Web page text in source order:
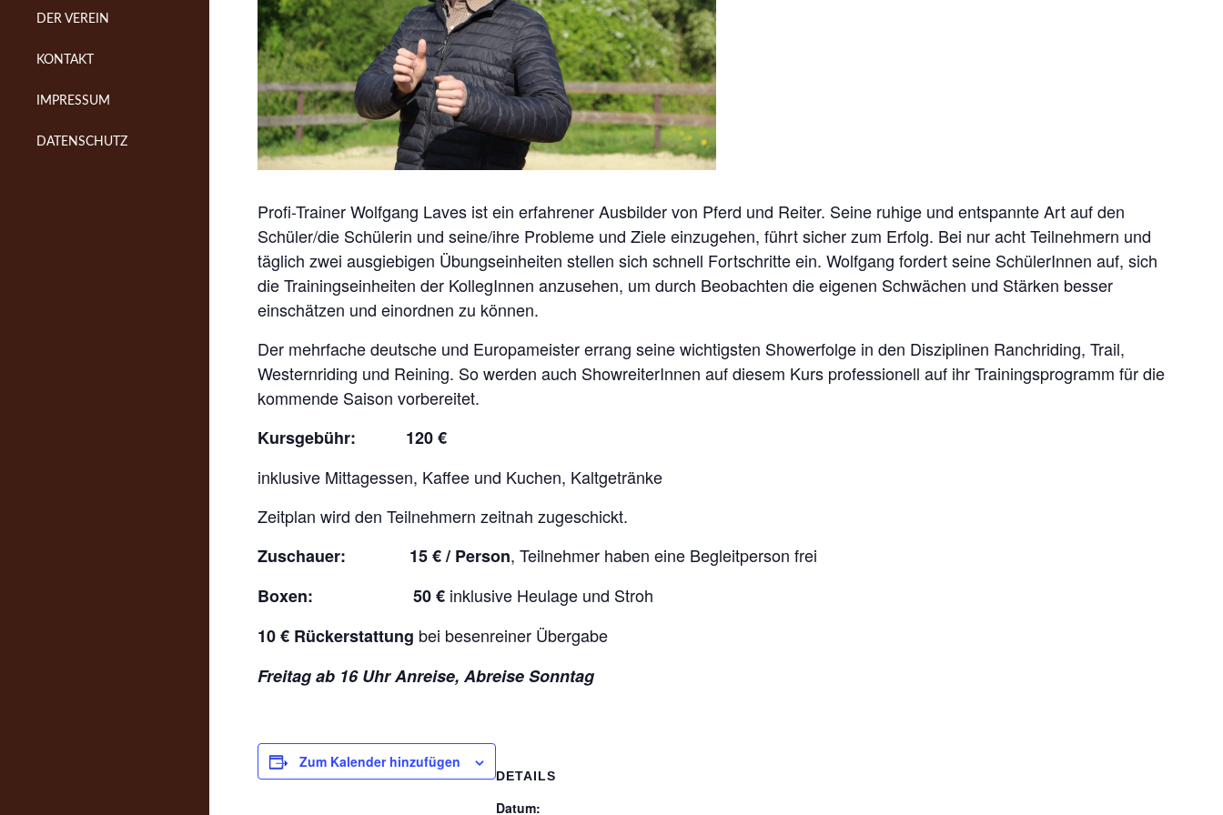
DER VEREIN
KONTAKT
IMPRESSUM
DATENSCHUTZ
Profi-Trainer Wolfgang Laves ist ein erfahrener Ausbilder von Pferd und Reiter. Seine ruhige und entspannte Art auf den
Schüler/die Schülerin und seine/ihre Probleme und Ziele einzugehen, führt sicher zum Erfolg. Bei nur acht Teilnehmern und
täglich zwei ausgiebigen Übungseinheiten stellen sich schnell Fortschritte ein. Wolfgang fordert seine SchülerInnen auf, sich
die Trainingseinheiten der KollegInnen anzusehen, um durch Beobachten die eigenen Schwächen und Stärken besser
einschätzen und einordnen zu können.
Der mehrfache deutsche und Europameister errang seine wichtigsten Showerfolge in den Disziplinen Ranchriding, Trail,
Westernriding und Reining. So werden auch ShowreiterInnen auf diesem Kurs professionell auf ihr Trainingsprogramm für die
kommende Saison vorbereitet.
Kursgebühr: 120 €
inklusive Mittagessen, Kaffee und Kuchen, Kaltgetränke
Zeitplan wird den Teilnehmern zeitnah zugeschickt.
Zuschauer: 15 € / Person, Teilnehmer haben eine Begleitperson frei
Boxen: 50 € inklusive Heulage und Stroh
10 € Rückerstattung bei besenreiner Übergabe
Freitag ab 16 Uhr Anreise, Abreise Sonntag
Zum Kalender hinzufügen
DETAILS
Datum: